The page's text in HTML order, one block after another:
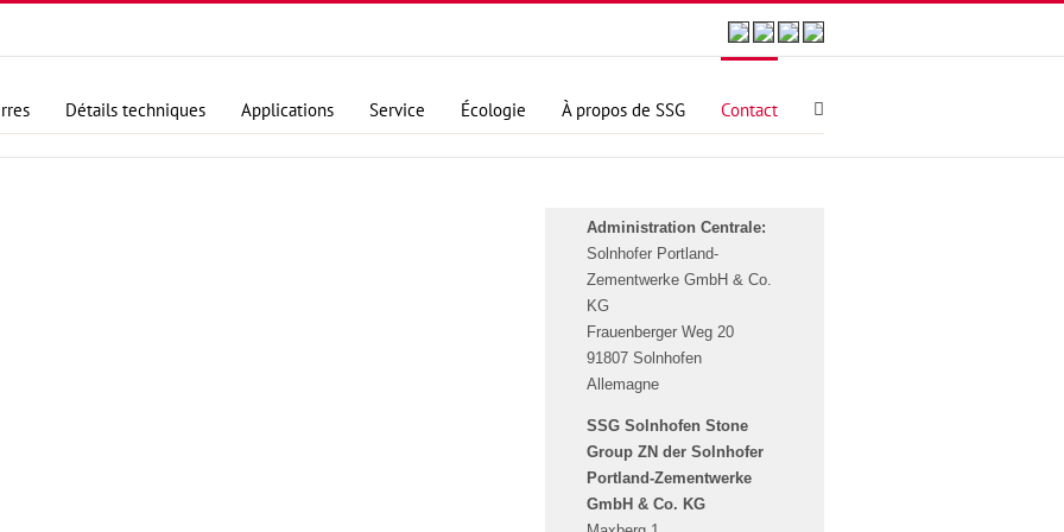
Détails techniques Applications Service Écologie À propos de SSG Contact
Administration Centrale:
Solnhofer Portland-
Zementwerke GmbH & Co.
KG
Frauenberger Weg 20
91807 Solnhofen
Allemagne
SSG Solnhofen Stone
Group ZN der Solnhofer
Portland-Zementwerke
GmbH & Co. KG